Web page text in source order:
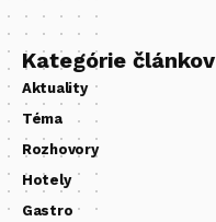
Kategórie článkov
Aktuality
Téma
Rozhovory
Hotely
Gastro